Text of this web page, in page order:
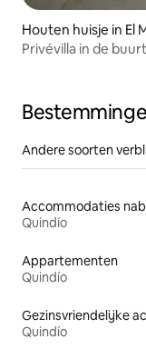
Houten huisje in El
Privévilla in de
Andere soorten
Quindío
Appartementen
Quindío
Quindío